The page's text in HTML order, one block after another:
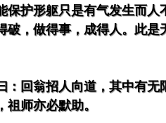
保护形躯只是有气发生而
破，做得事，成得人。此
：回翁招人向道，其中有
师亦必默助。